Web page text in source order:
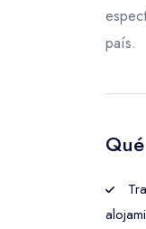
país.